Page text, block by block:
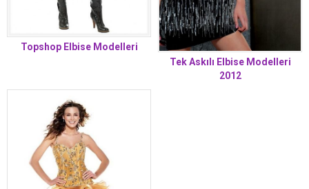
Topshop Elbise Modelleri
Tek Askılı Elbise Modelleri
2012